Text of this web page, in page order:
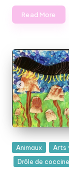
Read More
Posted
in
Animaux Arts
Drôle de